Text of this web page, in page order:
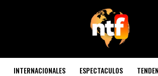
INTERNACIONALES ESPECTACULOS